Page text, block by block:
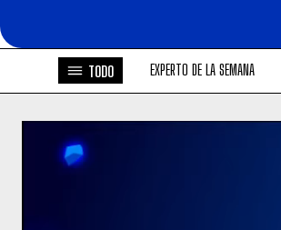
TODO EXPERTO DE LA SEMANA